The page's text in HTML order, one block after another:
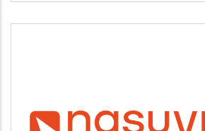
NASUVINSA